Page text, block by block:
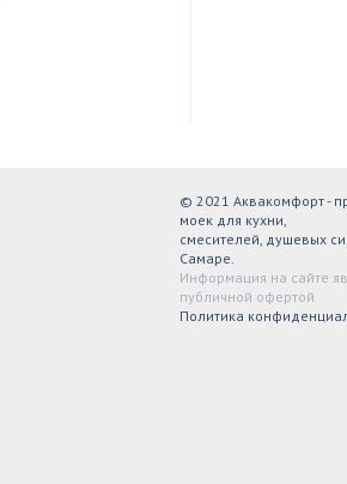
© 2021 Аквакомфорт -
моек для кухни,
смесителей, душевых
Самаре.
Информация на сайте
публичной офертой
Политика